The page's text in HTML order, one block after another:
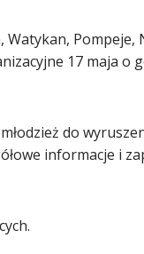
Watykan, Pompeje,
17 maja o
do
informacje i